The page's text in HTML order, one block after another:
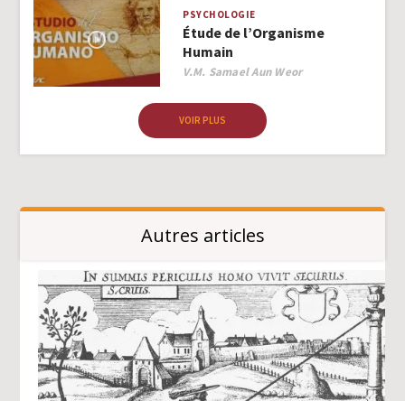
PSYCHOLOGIE
Étude de l’Organisme
Humain
Author
V.M. Samael Aun Weor
VOIR PLUS
Autres articles